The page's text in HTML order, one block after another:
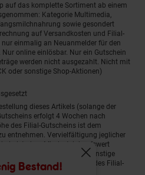
Bestand!
Fenster
auf das komplette Sortiment ab einem
Kategorie Multimedia,
sowie gesondert
auf Versandkosten und Filial-
einmalig an Neuanmelder für den
online einlösbar. Nur ein Gutschein
werden nicht ausgezahlt. Nicht mit
oder sonstige Shop-Aktionen)
dieses Artikels (solange der
erfolgt 4 Wochen nach
des Filial-Gutscheins ist dem
entnehmen. Vervielfältigung jeglicher
ist ohne Mindesteinkaufswert
(PAYBACK oder sonstige
jeweilige Gültigkeitszeitraum des Filial-